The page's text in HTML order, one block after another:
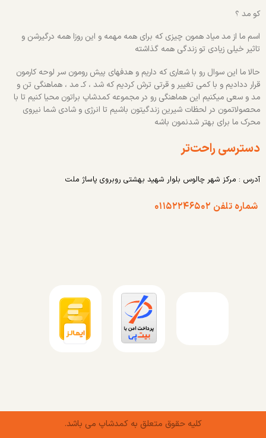
کو مد ؟
اسم ما از مد میاد همون چیزی که برای همه مهمه و این روزا همه درگیرشن و
تاثیر خیلی زیادی تو زندگی همه گذاشته
حالا ما این سوال رو با شعاری که داریم و هدفهای پیش رومون سر لوحه کارمون
قرار ددادیم و با کمی تغییر و قرتی ترش کردیم که شد ، کـ مد ، هماهنگی تن و
مد و سعی میکنیم این هماهنگی رو در مجموعه کمدشاپ براتون محیا کنیم تا با
محصولاتمون در لحظات شیرین زندگیتون باشیم تا انرژی و شادی شما نیروی
محرک ما برای بهتر شدنمون باشه
دسترسی راحت‌تر
آدرس : مرکز شهر چالوس بلوار شهید بهشتی روبروی پاساژ ملت
شماره تلفن ۰۱۱۵۲۲۴۶۵۰۲
کلیه حقوق متعلق به کمدشاپ می باشد.